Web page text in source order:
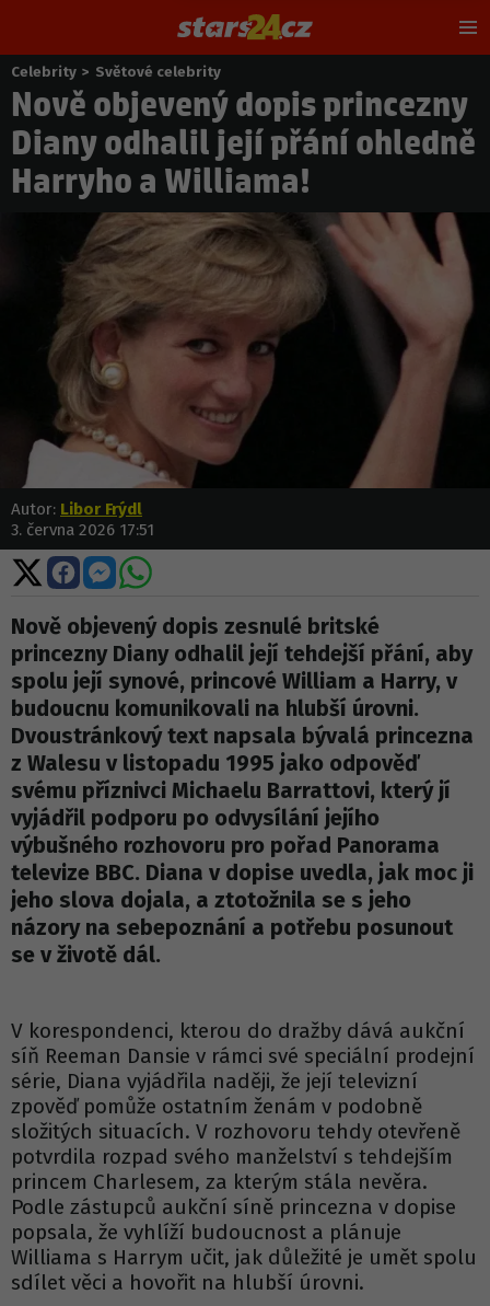
Nacházíte
se
zde:
Celebrity > Světové celebrity
Nově objevený dopis princezny
Diany odhalil její přání ohledně
Harryho a Williama!
Autor: Libor Frýdl
3. června 2026 17:51
Sdílet
na
X
Sdílet
na
Facebooku
Sdílet
na
Messengeru
Sdílet
WhatsApp
Nově objevený dopis zesnulé britské
princezny Diany odhalil její tehdejší přání, aby
spolu její synové, princové William a Harry, v
budoucnu komunikovali na hlubší úrovni.
Dvoustránkový text napsala bývalá princezna
z Walesu v listopadu 1995 jako odpověď
svému příznivci Michaelu Barrattovi, který jí
vyjádřil podporu po odvysílání jejího
výbušného rozhovoru pro pořad Panorama
televize BBC. Diana v dopise uvedla, jak moc ji
jeho slova dojala, a ztotožnila se s jeho
názory na sebepoznání a potřebu posunout
se v životě dál.
V korespondenci, kterou do dražby dává aukční
síň Reeman Dansie v rámci své speciální prodejní
série, Diana vyjádřila naději, že její televizní
zpověď pomůže ostatním ženám v podobně
složitých situacích. V rozhovoru tehdy otevřeně
potvrdila rozpad svého manželství s tehdejším
princem Charlesem, za kterým stála nevěra.
Podle zástupců aukční síně princezna v dopise
popsala, že vyhlíží budoucnost a plánuje
Williama s Harrym učit, jak důležité je umět spolu
sdílet věci a hovořit na hlubší úrovni.